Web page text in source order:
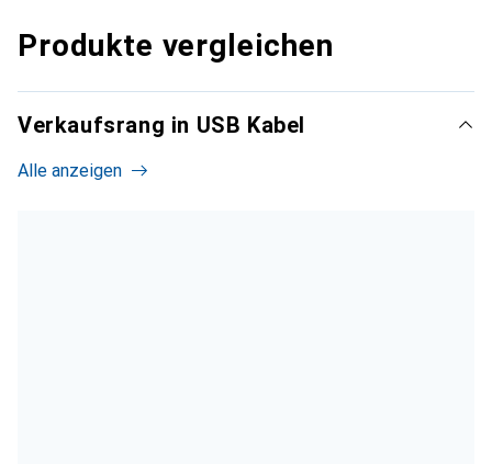
Produkte vergleichen
Verkaufsrang in USB Kabel
Alle anzeigen